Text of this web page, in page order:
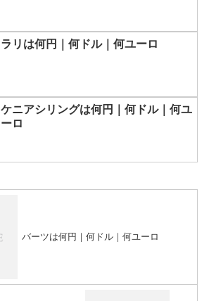
ラリは何円｜何ドル｜何ユーロ
ケニアシリングは何円｜何ドル｜何ユ
ーロ
バーツは何円｜何ドル｜何ユーロ